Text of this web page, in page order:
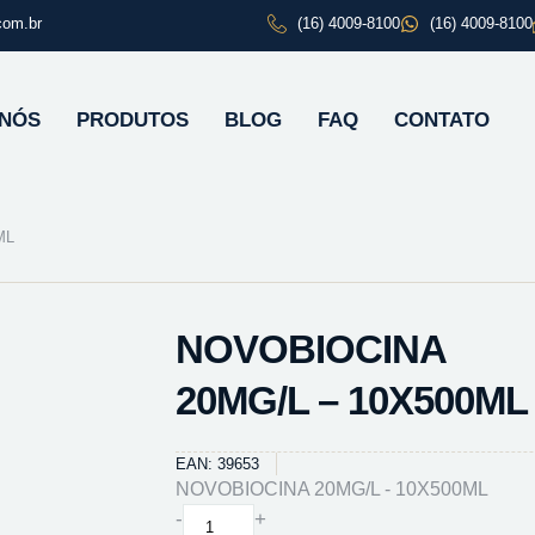
(16) 4009-8100 (16) 4009-8100
PRODUTOS BLOG FAQ CONTATO
NOVOBIOCINA
20MG/L – 10X500ML
EAN: 39653
NOVOBIOCINA 20MG/L - 10X500ML
-
NOVOBIOCINA
+